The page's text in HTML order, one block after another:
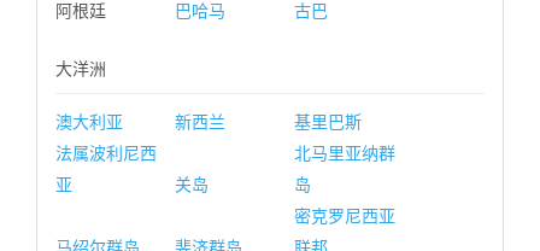
阿根廷
巴哈马 古巴
大洋洲
澳大利亚 新西兰
基里巴斯
法属波利尼西
亚
关岛
北马里亚纳群
岛
密克罗尼西亚